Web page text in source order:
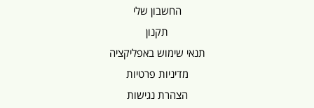
החשבון שלי
תקנון
תנאי שימוש באפליקציה
מדיניות פרטיות
הצהרת נגישות